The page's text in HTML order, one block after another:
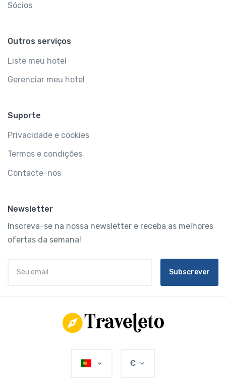
Sócios
Outros serviços
Liste meu hotel
Gerenciar meu hotel
Suporte
Privacidade e cookies
Termos e condições
Contacte-nos
Newsletter
Inscreva-se na nossa newsletter e receba as melhores
ofertas da semana!
Subscrever
€